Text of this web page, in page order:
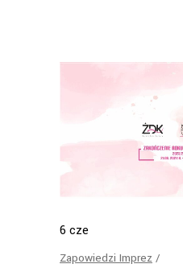
6 cze
Zapowiedzi Imprez